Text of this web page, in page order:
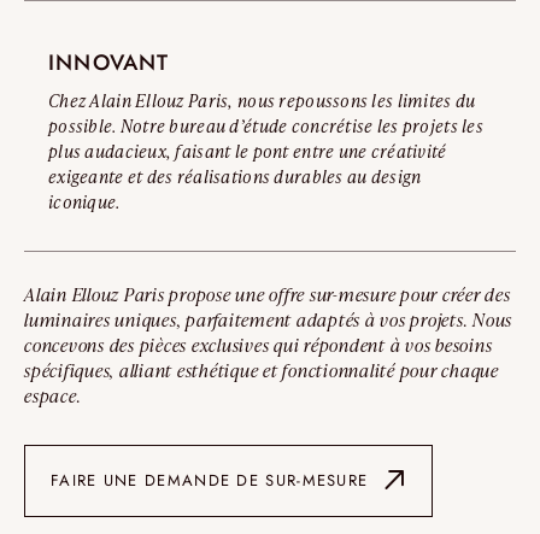
INNOVANT
Chez Alain Ellouz Paris, nous repoussons les limites du
possible. Notre bureau d’étude concrétise les projets les
plus audacieux, faisant le pont entre une créativité
exigeante et des réalisations durables au design
iconique.
Alain Ellouz Paris propose une offre sur-mesure pour créer des
luminaires uniques, parfaitement adaptés à vos projets. Nous
concevons des pièces exclusives qui répondent à vos besoins
spécifiques, alliant esthétique et fonctionnalité pour chaque
espace.
FAIRE UNE DEMANDE DE SUR-MESURE